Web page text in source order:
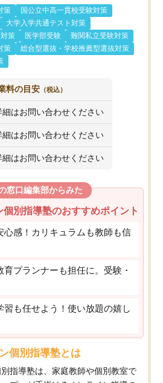
策
国公立中高一貫校受験対策
大学入学共通テスト対策
策
医学部受験
難関私立受験対策
策
総合型選抜・学校推薦型選抜対策
料の目安 （税込）
細はお問い合わせください
細はお問い合わせください
細はお問い合わせください
窓口編集部からみた
個別指導塾のおすすめポイント
心感！カリキュラムも教師も信
プランナーも担任に。受験・
習も任せよう！使い放題の嬉し
個別指導塾とは
指導塾は、家庭教師や個別教室で